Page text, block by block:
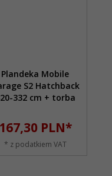
Plandeka Mobile
S2 Hatchback
332 cm + torba
167,30 PLN*
* z podatkiem VAT